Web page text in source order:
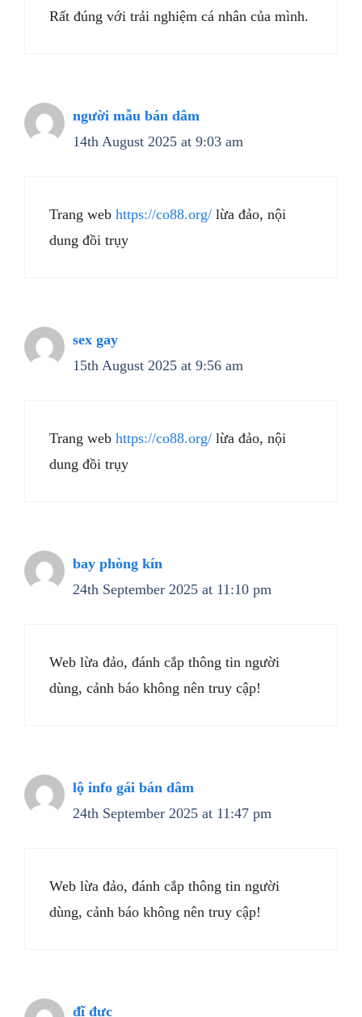
Rất đúng với trải nghiệm cá nhân của mình.
người mẫu bán dâm
14th August 2025 at 9:03 am
Trang web https://co88.org/ lừa đảo, nội
dung đồi trụy
sex gay
15th August 2025 at 9:56 am
Trang web https://co88.org/ lừa đảo, nội
dung đồi trụy
bay phòng kín
24th September 2025 at 11:10 pm
Web lừa đảo, đánh cắp thông tin người
dùng, cảnh báo không nên truy cập!
lộ info gái bán dâm
24th September 2025 at 11:47 pm
Web lừa đảo, đánh cắp thông tin người
dùng, cảnh báo không nên truy cập!
đĩ đực